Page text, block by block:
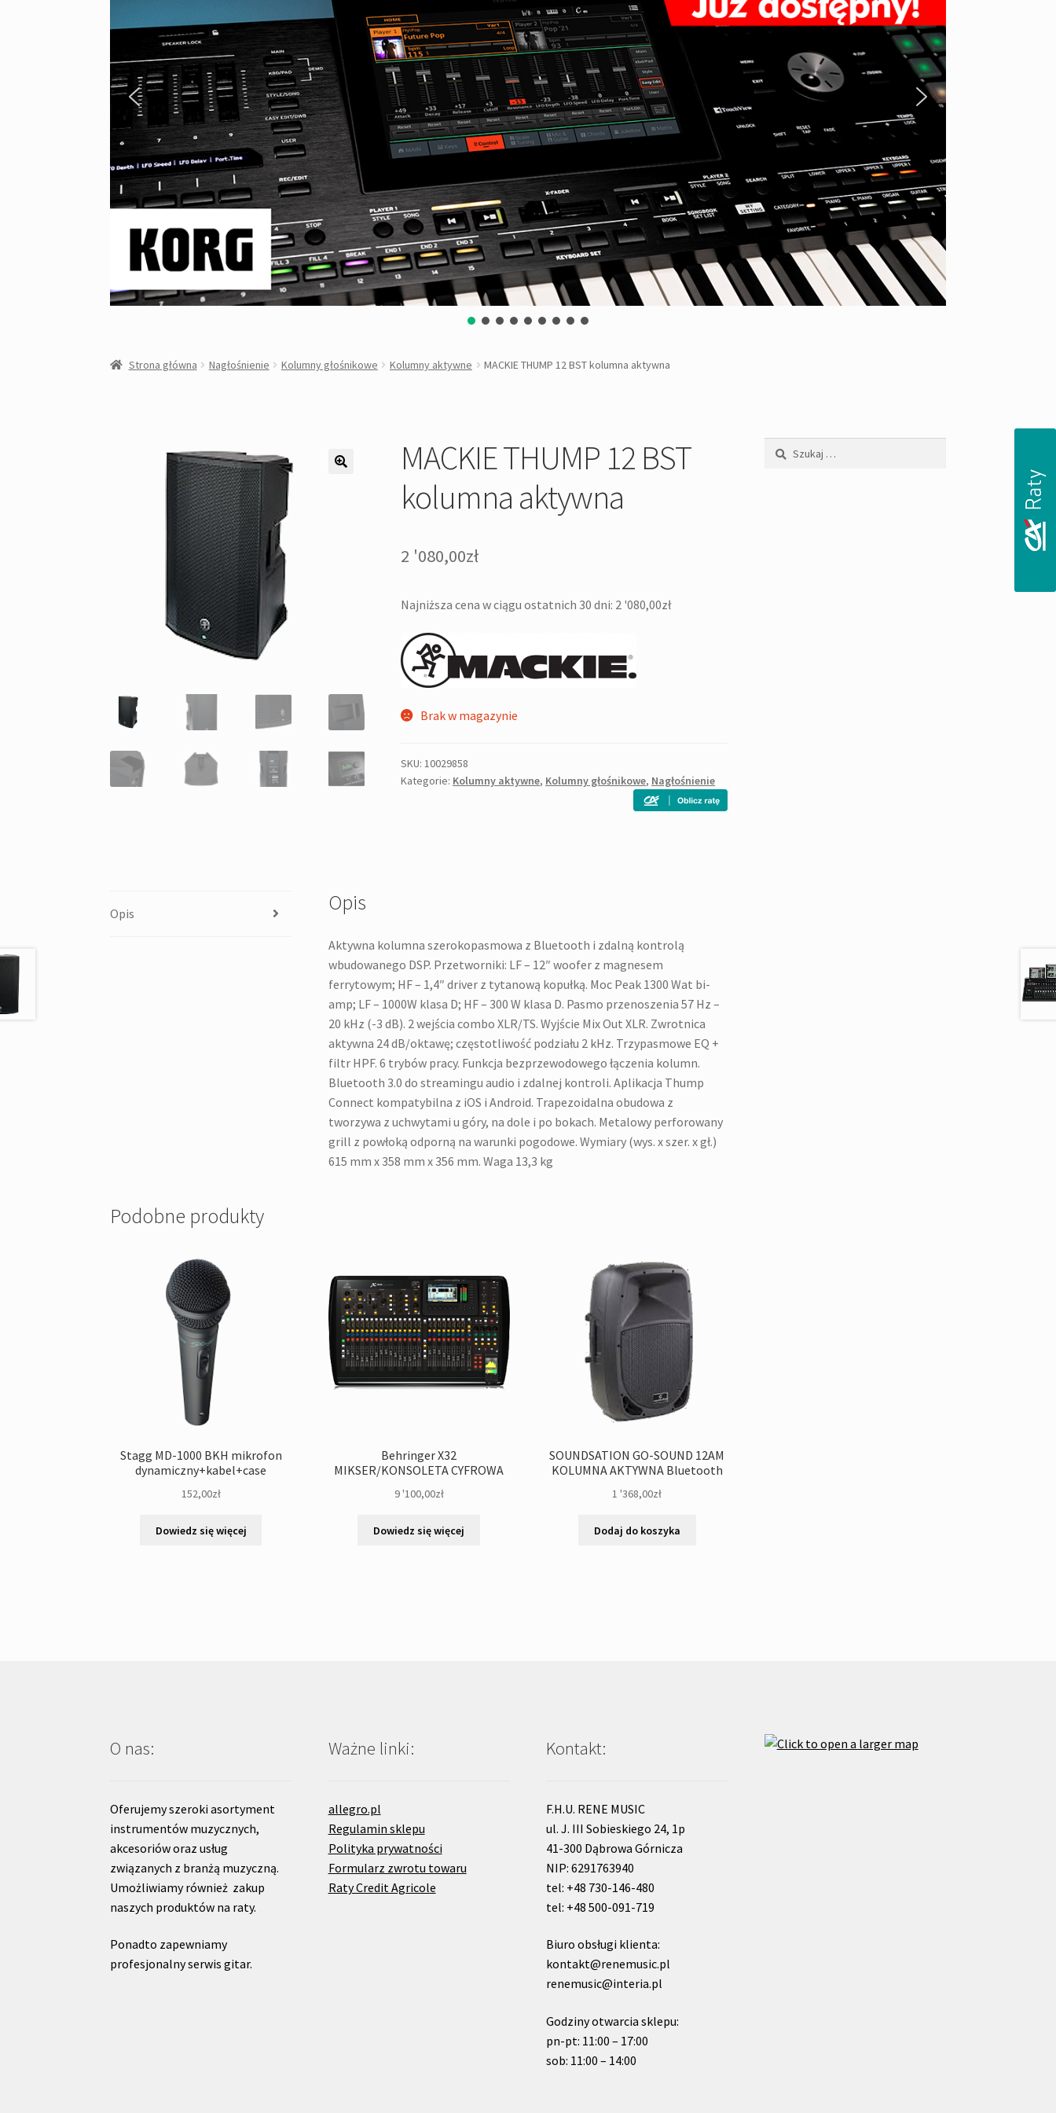
Strona główna Nagłośnienie Kolumny głośnikowe Kolumny aktywne MACKIE THUMP 12 BST kolumna aktywna
MACKIE THUMP 12 BST
kolumna aktywna
2 '080,00zł
Najniższa cena w ciągu ostatnich 30 dni: 2 '080,00zł
Brak w magazynie
SKU:10029858
Kategorie: Kolumny aktywne, Kolumny głośnikowe, Nagłośnienie
Opis Opis
Aktywna kolumna szerokopasmowa z Bluetooth i zdalną kontrolą
wbudowanego DSP. Przetworniki: LF – 12″ woofer z magnesem
ferrytowym; HF – 1,4″ driver z tytanową kopułką. Moc Peak 1300 Wat bi-
amp; LF – 1000W klasa D; HF – 300 W klasa D. Pasmo przenoszenia 57 Hz –
20 kHz (-3 dB). 2 wejścia combo XLR/TS. Wyjście Mix Out XLR. Zwrotnica
aktywna 24 dB/oktawę; częstotliwość podziału 2 kHz. Trzypasmowe EQ +
filtr HPF. 6 trybów pracy. Funkcja bezprzewodowego łączenia kolumn.
Bluetooth 3.0 do streamingu audio i zdalnej kontroli. Aplikacja Thump
Connect kompatybilna z iOS i Android. Trapezoidalna obudowa z
tworzywa z uchwytami u góry, na dole i po bokach. Metalowy perforowany
grill z powłoką odporną na warunki pogodowe. Wymiary (wys. x szer. x gł.)
615 mm x 358 mm x 356 mm. Waga 13,3 kg
Podobne produkty
Stagg MD-1000 BKH mikrofon
dynamiczny+kabel+case
152,00zł
Dowiedz się więcej
Behringer X32
MIKSER/KONSOLETA CYFROWA
9 '100,00zł
Dowiedz się więcej
SOUNDSATION GO-SOUND 12AM
KOLUMNA AKTYWNA Bluetooth
1 '368,00zł
Dodaj do koszyka
Szukaj:
O nas:
Oferujemy szeroki asortyment
instrumentów muzycznych,
akcesoriów oraz usług
związanych z branżą muzyczną.
Umożliwiamy również zakup
naszych produktów na raty.
Ponadto zapewniamy
profesjonalny serwis gitar.
Ważne linki:
allegro.pl
Regulamin sklepu
Polityka prywatności
Formularz zwrotu towaru
Raty Credit Agricole
Kontakt:
F.H.U. RENE MUSIC
ul. J. III Sobieskiego 24, 1p
41-300 Dąbrowa Górnicza
NIP: 6291763940
tel: +48 730-146-480
tel: +48 500-091-719
Biuro obsługi klienta:
kontakt@renemusic.pl
renemusic@interia.pl
Godziny otwarcia sklepu:
pn-pt: 11:00 – 17:00
sob: 11:00 – 14:00